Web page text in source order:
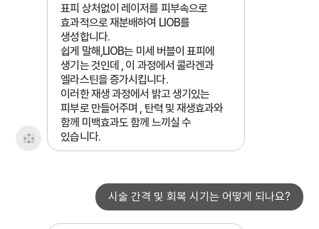
표피 상처없이 레이저를 피부속으로
효과적으로 재분배하여 LIOB를
생성합니다.
쉽게 말해,LIOB는 미세 버블이 표피에
생기는 것인데 , 이 과정에서 콜라겐과
엘라스틴을 증가시킵니다.
이러한 재생 과정에서 밝고 생기있는
피부로 만들어주며 , 탄력 및 재생효과와
함께 미백효과도 함께 느끼실 수
있습니다.
시술 간격 및 회복 시기는 어떻게 되나요?